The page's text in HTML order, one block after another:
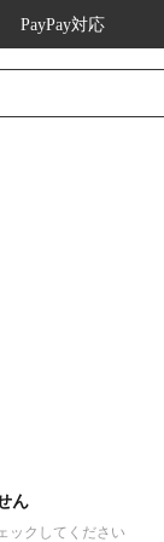
PayPay対応
ん
ックしてください